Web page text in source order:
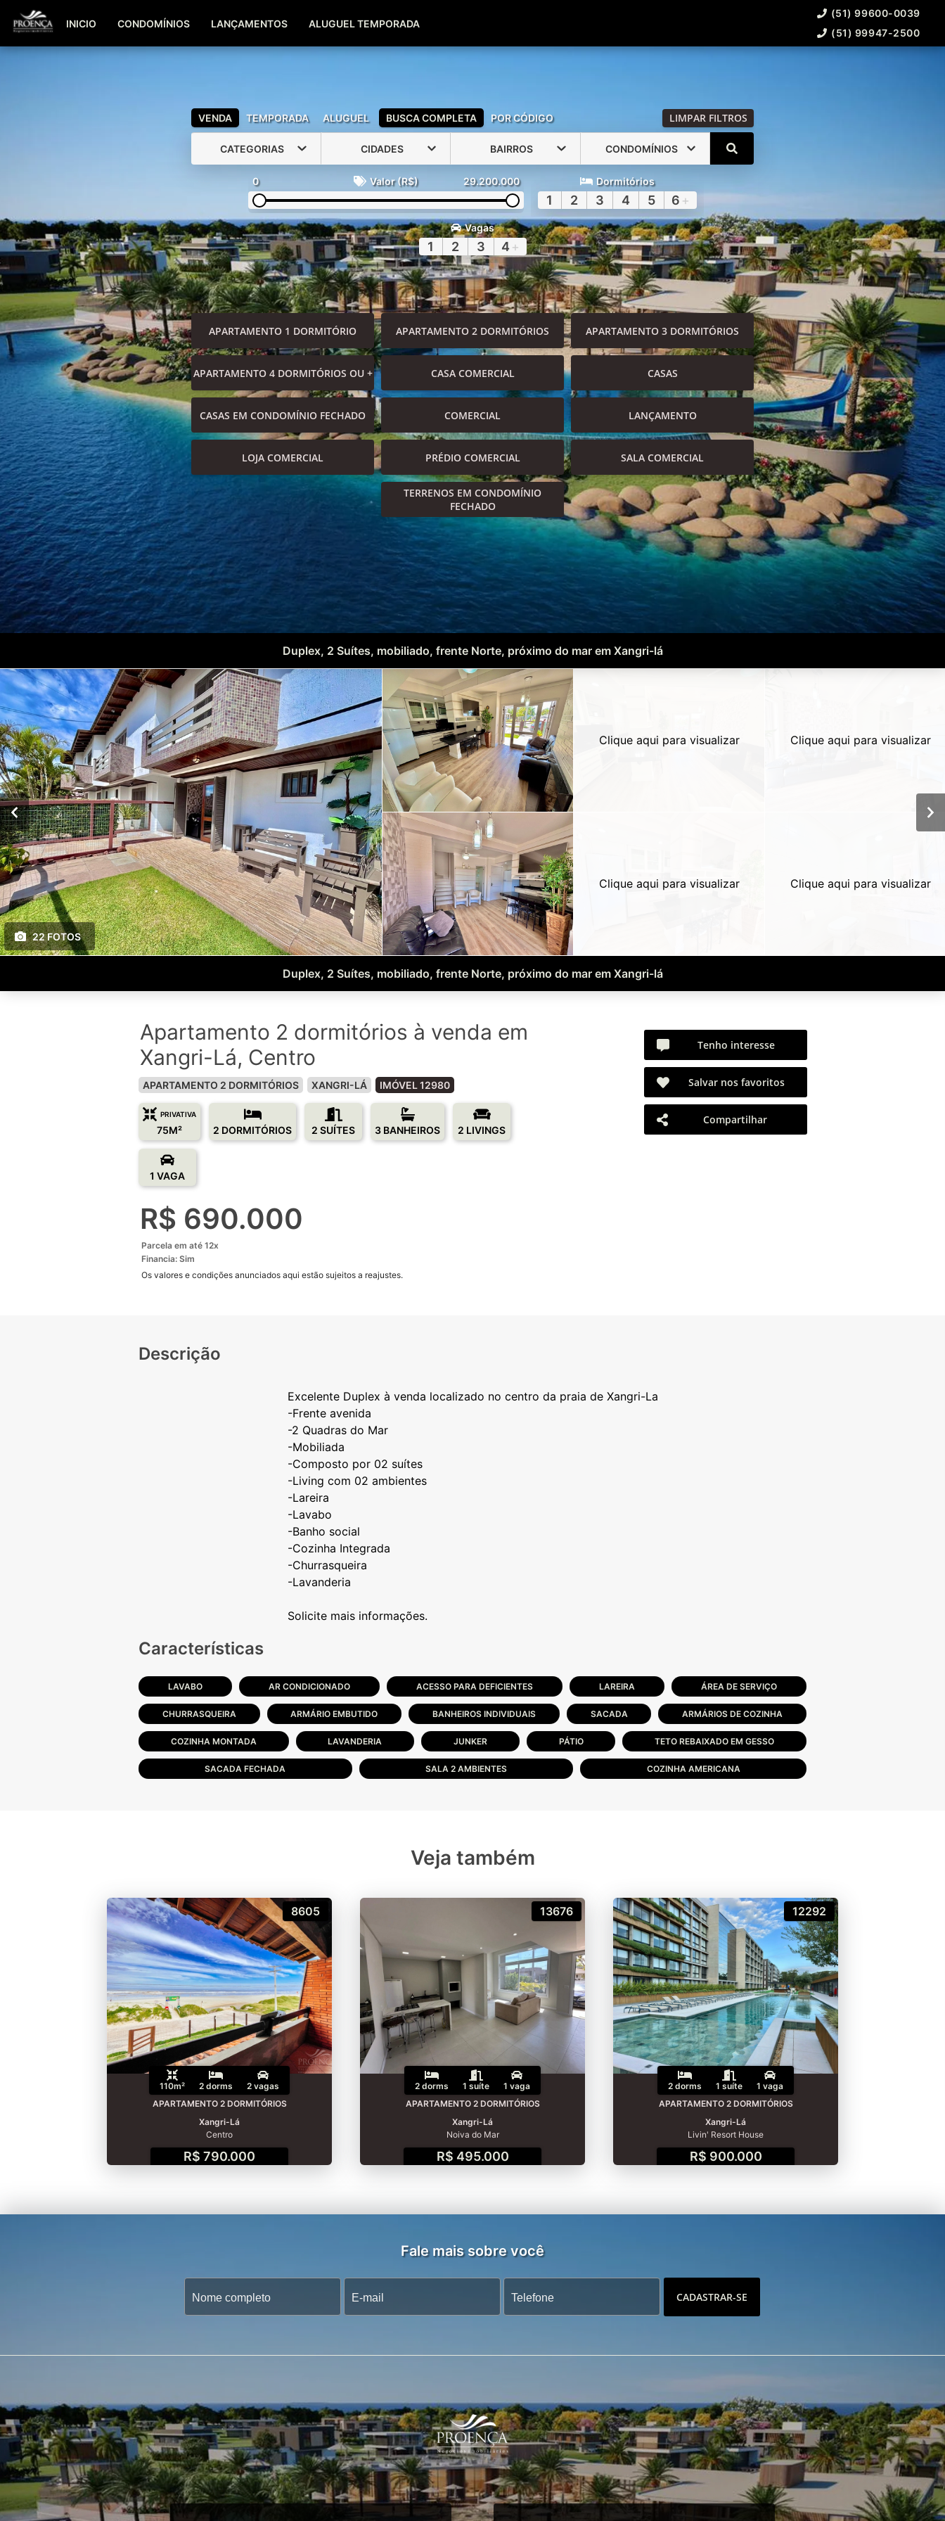
(51) 99600-0039
INICIO CONDOMÍNIOS LANÇAMENTOS ALUGUEL TEMPORADA
(51) 99600-0039
(51) 99947-2500
VENDA TEMPORADA ALUGUEL BUSCA COMPLETA POR CÓDIGO LIMPAR FILTROS
CATEGORIAS CIDADES BAIRROS CONDOMÍNIOS
0 Valor (R$) 29.200.000 Dormitórios
1 2 3 4 5 6 +
Vagas
1 2 3 4 +
APARTAMENTO 1 DORMITÓRIO APARTAMENTO 2 DORMITÓRIOS APARTAMENTO 3 DORMITÓRIOS
APARTAMENTO 4 DORMITÓRIOS OU + CASA COMERCIAL CASAS
CASAS EM CONDOMÍNIO FECHADO COMERCIAL LANÇAMENTO
LOJA COMERCIAL PRÉDIO COMERCIAL SALA COMERCIAL
TERRENOS EM CONDOMÍNIO
FECHADO
Duplex, 2 Suítes, mobiliado, frente Norte, próximo do mar em Xangri-lá
22 FOTOS
Clique aqui para visualizar
Clique aqui para visualizar
Clique aqui para visualizar
Clique aqui para visualizar
Duplex, 2 Suítes, mobiliado, frente Norte, próximo do mar em Xangri-lá
Apartamento 2 dormitórios à venda em
Xangri-Lá, Centro
APARTAMENTO 2 DORMITÓRIOS XANGRI-LÁ IMÓVEL 12980
PRIVATIVA
75M² 2 DORMITÓRIOS 2 SUÍTES 3 BANHEIROS 2 LIVINGS
1 VAGA
R$ 690.000
Parcela em até 12x
Financia: Sim
Os valores e condições anunciados aqui estão sujeitos a reajustes.
Tenho interesse
Salvar nos favoritos
Compartilhar
Descrição
Excelente Duplex à venda localizado no centro da praia de Xangri-La
-Frente avenida
-2 Quadras do Mar
-Mobiliada
-Composto por 02 suítes
-Living com 02 ambientes
-Lareira
-Lavabo
-Banho social
-Cozinha Integrada
-Churrasqueira
-Lavanderia
Características
LAVABO AR CONDICIONADO ACESSO PARA DEFICIENTES LAREIRA ÁREA DE SERVIÇO
CHURRASQUEIRA ARMÁRIO EMBUTIDO BANHEIROS INDIVIDUAIS SACADA ARMÁRIOS DE COZINHA
COZINHA MONTADA LAVANDERIA JUNKER PÁTIO TETO REBAIXADO EM GESSO
SACADA FECHADA SALA 2 AMBIENTES COZINHA AMERICANA
Veja também
8605
110m² 2 dorms
2 vagas
APARTAMENTO 2 DORMITÓRIOS
Xangri-Lá
Centro
R$ 790.000
13676
2 dorms 1 suíte
1 vaga
APARTAMENTO 2 DORMITÓRIOS
Xangri-Lá
Noiva do Mar
R$ 495.000
12292
2 dorms 1 suíte
1 vaga
APARTAMENTO 2 DORMITÓRIOS
Xangri-Lá
Livin' Resort House
R$ 900.000
Fale mais sobre você
CADASTRAR-SE